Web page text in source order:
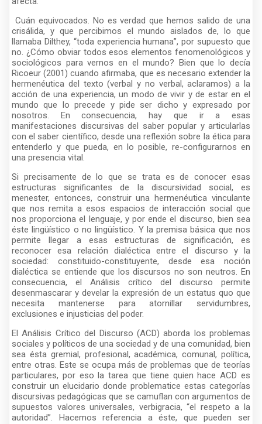
Cuán equivocados. No es verdad que hemos salido de una
crisálida, y que percibimos el mundo aislados de, lo que
llamaba Dilthey, “toda experiencia humana”, por supuesto que
no. ¿Cómo obviar todos esos elementos fenomenológicos y
sociológicos para vernos en el mundo? Bien que lo decía
Ricoeur (2001) cuando afirmaba, que es necesario extender la
hermenéutica del texto (verbal y no verbal, aclaramos) a la
acción de una experiencia, un modo de vivir y de estar en el
mundo que lo precede y pide ser dicho y expresado por
nosotros. En consecuencia, hay que ir a esas
manifestaciones discursivas del saber popular y articularlas
con el saber científico, desde una reflexión sobre la ética para
entenderlo y que pueda, en lo posible, re-configurarnos en
una presencia vital.
Si precisamente de lo que se trata es de conocer esas
estructuras significantes de la discursividad social, es
menester, entonces, construir una hermenéutica vinculante
que nos remita a esos espacios de interacción social que
nos proporciona el lenguaje, y por ende el discurso, bien sea
éste lingüístico o no lingüístico. Y la premisa básica que nos
permite llegar a esas estructuras de significación, es
reconocer esa relación dialéctica entre el discurso y la
sociedad: constituido-constituyente, desde esa noción
dialéctica se entiende que los discursos no son neutros. En
consecuencia, el Análisis crítico del discurso permite
desenmascarar y develar la expresión de un estatus quo que
necesita mantenerse para atornillar servidumbres,
exclusiones e injusticias del poder.
El Análisis Crítico del Discurso (ACD) aborda los problemas
sociales y políticos de una sociedad y de una comunidad, bien
sea ésta gremial, profesional, académica, comunal, política,
entre otras. Este se ocupa más de problemas que de teorías
particulares, por eso la tarea que tiene quien hace ACD es
construir un elucidario donde problematice estas categorías
discursivas pedagógicas que se camuflan con argumentos de
supuestos valores universales, verbigracia, “el respeto a la
autoridad”. Hacemos referencia a éste, que pueden ser